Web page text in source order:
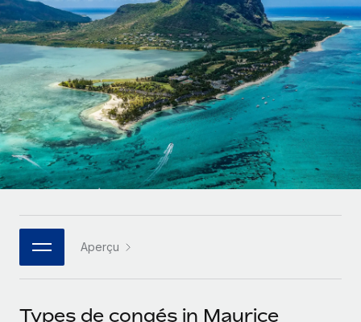
PEO
Sous-traitez les opérations complexes liées à l’emploi
INFRASTRUCTURE
Intégration Remote
Intégrez vos RH aux flux de travail en toute simplicité
Plateforme
Des fonctions RH clés intégrées pour votre équipe
Connectez n'importe quel outil d’IA à Remote grâce à
notre MCP
Rationalisez vos processus avec des outils essentiels
CROISSANCE
Start-ups
Des solutions agiles et internationales pour les RH et la
paie des entreprises en pleine croissance
Entreprises intermédiaires
Développez vos équipes avec des solutions RH sur
mesure
Entreprise
Les RH à l’international pour les grandes entreprises
Partenaires stratégiques de la tech
Calculateur de paiement des freelances
Découvrez les devises disponibles et les vitesses de
paiement pour vos freelances internationaux
APPRENDRE AVEC REMOTE
Recherche et guides
Études de cas
Checklists et modèles
Descriptions de postes
Français
Deutsch
Español
Italiano
Português (Portugal)
日本語
한국어
Aperçu
Types de congés in Maurice